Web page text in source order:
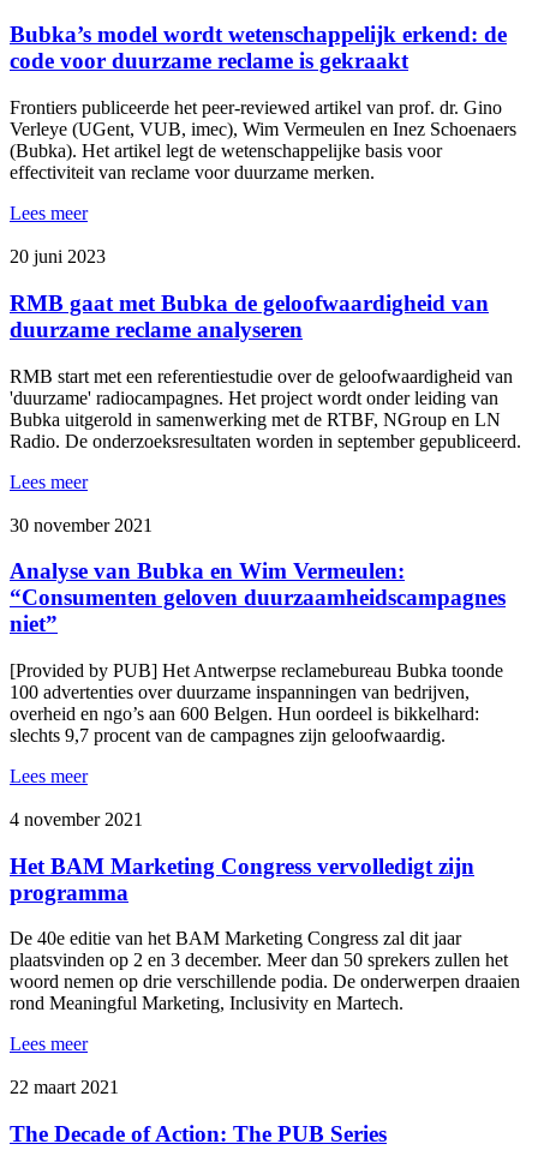
Bubka’s model wordt wetenschappelijk erkend: de
code voor duurzame reclame is gekraakt
Frontiers publiceerde het peer-reviewed artikel van prof. dr. Gino
Verleye (UGent, VUB, imec), Wim Vermeulen en Inez Schoenaers
(Bubka). Het artikel legt de wetenschappelijke basis voor
effectiviteit van reclame voor duurzame merken.
Lees meer
20 juni 2023
RMB gaat met Bubka de geloofwaardigheid van
duurzame reclame analyseren
RMB start met een referentiestudie over de geloofwaardigheid van
'duurzame' radiocampagnes. Het project wordt onder leiding van
Bubka uitgerold in samenwerking met de RTBF, NGroup en LN
Radio. De onderzoeksresultaten worden in september gepubliceerd.
Lees meer
30 november 2021
Analyse van Bubka en Wim Vermeulen:
“Consumenten geloven duurzaamheidscampagnes
niet”
[Provided by PUB] Het Antwerpse reclamebureau Bubka toonde
100 advertenties over duurzame inspanningen van bedrijven,
overheid en ngo’s aan 600 Belgen. Hun oordeel is bikkelhard:
slechts 9,7 procent van de campagnes zijn geloofwaardig.
Lees meer
4 november 2021
Het BAM Marketing Congress vervolledigt zijn
programma
De 40e editie van het BAM Marketing Congress zal dit jaar
plaatsvinden op 2 en 3 december. Meer dan 50 sprekers zullen het
woord nemen op drie verschillende podia. De onderwerpen draaien
rond Meaningful Marketing, Inclusivity en Martech.
Lees meer
22 maart 2021
The Decade of Action: The PUB Series